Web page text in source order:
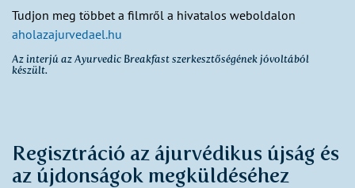
Tudjon meg többet a filmről a hivatalos weboldalon
aholazajurvedael.hu
Az interjú az Ayurvedic Breakfast szerkesztőségének jóvoltából
készült.
Regisztráció az ájurvédikus újság és
az újdonságok megküldéséhez